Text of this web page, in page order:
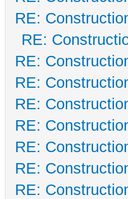
RE:
RE:
RE:
RE:
RE:
RE:
RE:
RE:
RE: